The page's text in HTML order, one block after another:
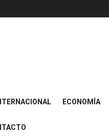
ECONOMÍA